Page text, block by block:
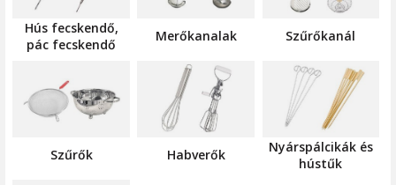
Hús fecskendő,
pác fecskendő
Merőkanalak Szűrőkanál
Szűrők Habverők
Nyárspálcikák és
hústűk